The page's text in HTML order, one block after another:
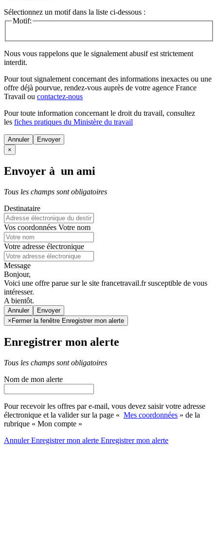
Sélectionnez un motif dans la liste ci-dessous :
Motif:
Nous vous rappelons que le signalement abusif est strictement
interdit.
Pour tout signalement concernant des informations inexactes ou une
offre déjà pourvue, rendez-vous auprès de votre agence France
Travail ou contactez-nous
Pour toute information concernant le droit du travail, consultez
les fiches pratiques du Ministère du travail
Annuler
×
Envoyer à un ami
Tous les champs sont obligatoires
Destinataire
Vos coordonnées Votre nom
Votre adresse électronique
Message
Bonjour,
Voici une offre parue sur le site francetravail.fr susceptible de vous
intéresser.
A bientôt.
Annuler
× Fermer la fenêtre Enregistrer mon alerte
Enregistrer mon alerte
Tous les champs sont obligatoires
Nom de mon alerte
Pour recevoir les offres par e-mail, vous devez saisir votre adresse
électronique et la valider sur la page « Mes coordonnées » de la
rubrique « Mon compte »
AnnulerEnregistrer mon alerte Enregistrermon alerte